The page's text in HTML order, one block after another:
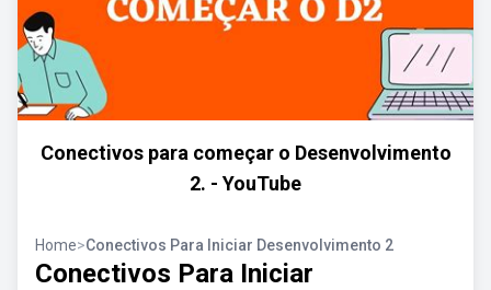
Conectivos para começar o Desenvolvimento
2. - YouTube
Home>Conectivos Para Iniciar Desenvolvimento 2
Conectivos Para Iniciar